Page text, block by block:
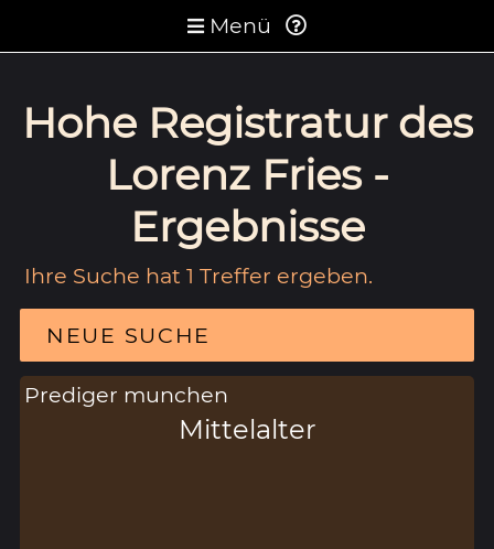
Menü
Hohe Registratur des
Lorenz Fries -
Ergebnisse
Ihre Suche hat 1 Treffer ergeben.
NEUE SUCHE
Prediger munchen
Mittelalter